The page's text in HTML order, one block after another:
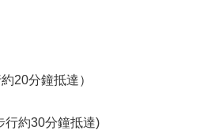
20分鐘抵達）
行約30分鐘抵達)